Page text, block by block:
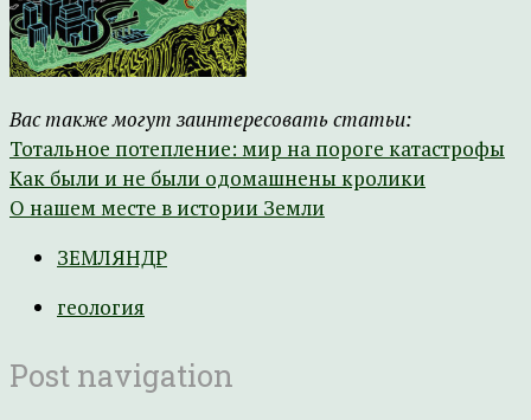
Вас также могут заинтересовать статьи:
Тотальное потепление: мир на пороге катастрофы
Как были и не были одомашнены кролики
О нашем месте в истории Земли
ЗЕМЛЯНДР
геология
Post navigation